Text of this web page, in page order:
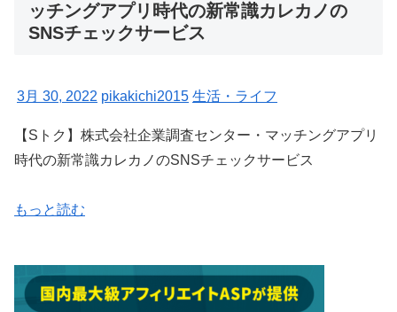
ッチングアプリ時代の新常識カレカノの
SNSチェックサービス
3月 30, 2022 pikakichi2015 生活・ライフ
【Sトク】株式会社企業調査センター・マッチングアプリ
時代の新常識カレカノのSNSチェックサービス
もっと読む